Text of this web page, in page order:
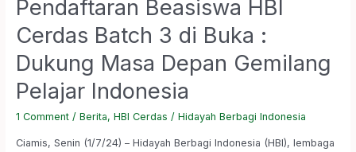
Pendaftaran Beasiswa HBI
Cerdas Batch 3 di Buka :
Dukung Masa Depan Gemilang
Pelajar Indonesia
1 Comment / Berita, HBI Cerdas / Hidayah Berbagi Indonesia
Ciamis, Senin (1/7/24) – Hidayah Berbagi Indonesia (HBI), lembaga